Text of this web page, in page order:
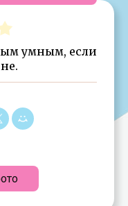
умным, если